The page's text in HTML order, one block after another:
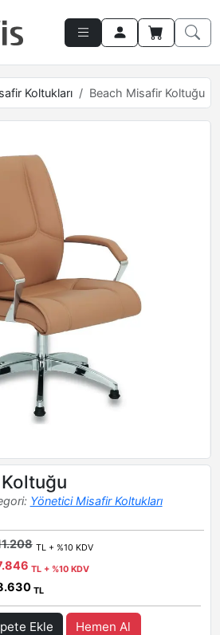
Koltukları Beach Misafir Koltuğu
Yönetici Misafir Koltukları
TL + %10 KDV
TL + %10 KDV
TL
Ekle Hemen Al